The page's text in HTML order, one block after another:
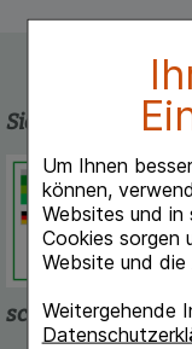
Um Ihnen
können,
Websites und in
Cookies sorgen
Website und
Weitergehende
Sicherheit und
schlossapo.de-